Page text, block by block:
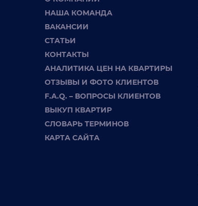
НАША КОМАНДА
ВАКАНСИИ
СТАТЬИ
КОНТАКТЫ
АНАЛИТИКА ЦЕН НА КВАРТИРЫ
ОТЗЫВЫ И ФОТО КЛИЕНТОВ
F.A.Q. – ВОПРОСЫ КЛИЕНТОВ
ВЫКУП КВАРТИР
СЛОВАРЬ ТЕРМИНОВ
КАРТА САЙТА